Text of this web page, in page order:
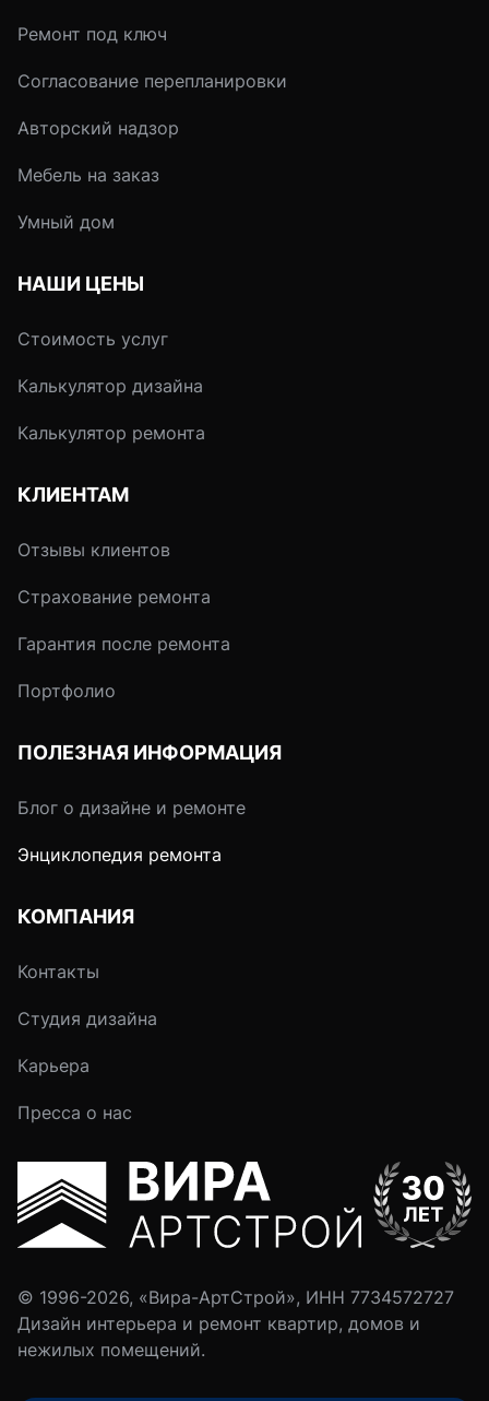
Ремонт под ключ
Согласование перепланировки
Авторский надзор
Мебель на заказ
Умный дом
НАШИ ЦЕНЫ
Стоимость услуг
Калькулятор дизайна
Калькулятор ремонта
КЛИЕНТАМ
Отзывы клиентов
Страхование ремонта
Гарантия после ремонта
Портфолио
ПОЛЕЗНАЯ ИНФОРМАЦИЯ
Блог о дизайне и ремонте
Энциклопедия ремонта
КОМПАНИЯ
Контакты
Студия дизайна
Карьера
Пресса о нас
© 1996-2026, «Вира-АртСтрой», ИНН 7734572727
Дизайн интерьера и ремонт квартир, домов и
нежилых помещений.